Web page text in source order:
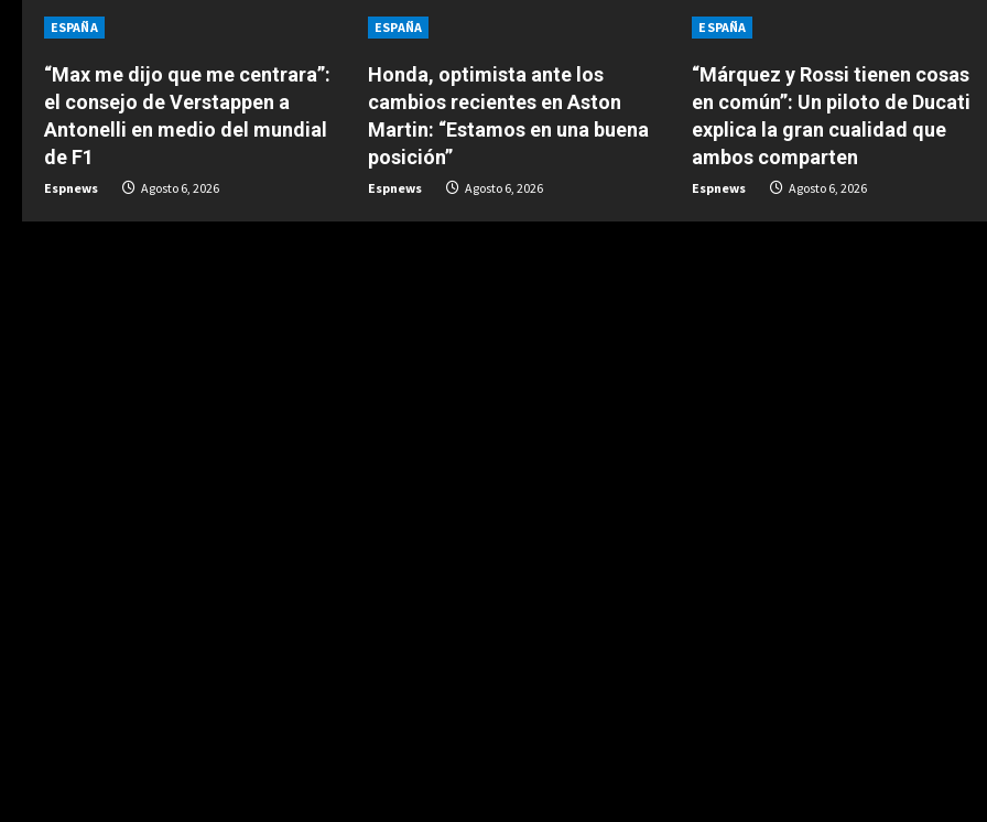
u
e
R
e
a
ESPAÑA
“Max me dijo que me centrara”:
el consejo de Verstappen a
Antonelli en medio del mundial
de F1
Espnews Agosto 6, 2026
ESPAÑA
Honda, optimista ante los
cambios recientes en Aston
Martin: “Estamos en una buena
posición”
Espnews Agosto 6, 2026
ESPAÑA
“Márquez y Rossi tienen cosas
en común”: Un piloto de Ducati
explica la gran cualidad que
ambos comparten
Espnews Agosto 6, 2026